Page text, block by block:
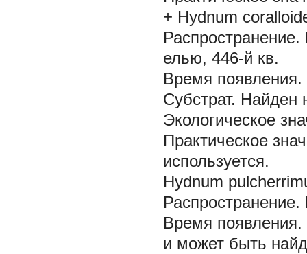
+ Hydnum
Распространение.
елью, 446-й кв.
Время появления.
Субстрат. Найден
Экологическое
Практическое
используется.
Hydnum
Распространение.
Время появления.
и может быть